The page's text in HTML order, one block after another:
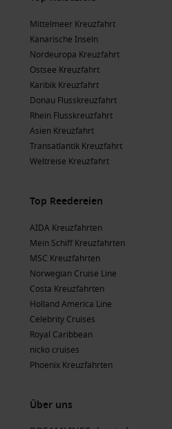
Mittelmeer Kreuzfahrt
Kanarische Inseln
Nordeuropa Kreuzfahrt
Ostsee Kreuzfahrt
Karibik Kreuzfahrt
Donau Flusskreuzfahrt
Rhein Flusskreuzfahrt
Asien Kreuzfahrt
Transatlantik Kreuzfahrt
Weltreise Kreuzfahrt
Top Reedereien
AIDA Kreuzfahrten
Mein Schiff Kreuzfahrten
MSC Kreuzfahrten
Norwegian Cruise Line
Costa Kreuzfahrten
Holland America Line
Celebrity Cruises
Royal Caribbean
nicko cruises
Phoenix Kreuzfahrten
Über uns